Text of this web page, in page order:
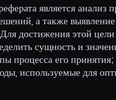
является анализ
а также
достижения этой
сущность и
процесса его
используемые для